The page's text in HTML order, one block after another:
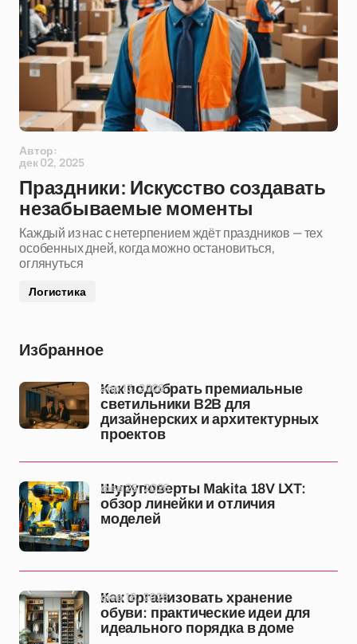
Автор:
дек 02, 2025
Праздники: Искусство создавать
незабываемые моменты
Каждый из нас с нетерпением ждёт праздников — тех
особенных дней, когда можно остановиться,
оглянуться
Логистика
Избранное
Как подобрать премиальные
светильники B2B для
дизайнерских и архитектурных
проектов
апр 13, 2026
Шуруповерты Makita 18V LXT:
обзор линейки и отличия
моделей
фев 25, 2026
Как организовать хранение
обуви: практические идеи для
идеального порядка в доме
фев 18, 2026